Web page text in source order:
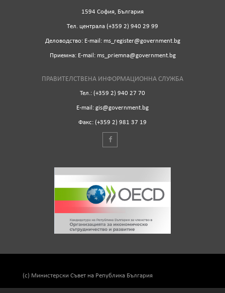
1594 София, България
Tел. централа (+359 2) 940 29 99
Деловодство: Е-mail: ms_register@government.bg
Приемна: Е-mail: ms_priemna@government.bg
ПРАВИТЕЛСТВЕНА ИНФОРМАЦИОННА СЛУЖБА
Тел.: (+359 2) 940 27 70
Е-mail: gis@government.bg
Факс: (+359 2) 981 37 19
(c) Министерски Съвет на Република България